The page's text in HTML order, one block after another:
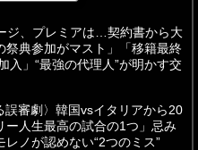
ジ、プレミアは…契約書から大
祭典参加がマスト」「移籍最終
入」“最強の代理人”が明かす交
誤審劇〉韓国vsイタリアから20
人生最高の試合の1つ」忌み
レノが認めない“2つのミス”